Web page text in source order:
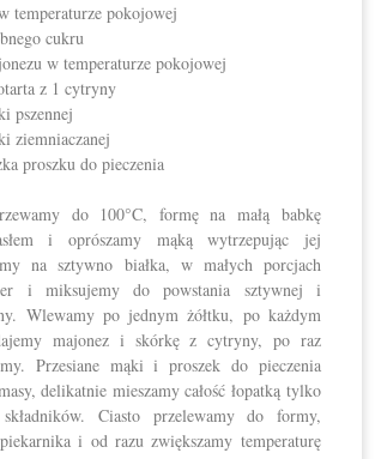
temperaturze pokojowej
cukru
w temperaturze pokojowej
z 1 cytryny
pszennej
ziemniaczanej
proszku do pieczenia
do 100°C, formę na małą babkę
i oprószamy mąką wytrzepując jej
na sztywno białka, w małych porcjach
i miksujemy do powstania sztywnej i
Wlewamy po jednym żółtku, po każdym
majonez i skórkę z cytryny, po raz
Przesiane mąki i proszek do pieczenia
delikatnie mieszamy całość łopatką tylko
składników. Ciasto przelewamy do formy,
i od razu zwiększamy temperaturę